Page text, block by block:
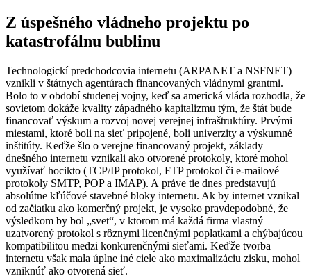
Z úspešného vládneho projektu po
katastrofálnu bublinu
Technologickí predchodcovia internetu (ARPANET a NSFNET)
vznikli v štátnych agentúrach financovaných vládnymi grantmi.
Bolo to v období studenej vojny, keď sa americká vláda rozhodla, že
sovietom dokáže kvality západného kapitalizmu tým, že štát bude
financovať výskum a rozvoj novej verejnej infraštruktúry. Prvými
miestami, ktoré boli na sieť pripojené, boli univerzity a výskumné
inštitúty. Keďže šlo o verejne financovaný projekt, základy
dnešného internetu vznikali ako otvorené protokoly, ktoré mohol
využívať hocikto (TCP/IP protokol, FTP protokol či e-mailové
protokoly SMTP, POP a IMAP). A práve tie dnes predstavujú
absolútne kľúčové stavebné bloky internetu. Ak by internet vznikal
od začiatku ako komerčný projekt, je vysoko pravdepodobné, že
výsledkom by bol „svet“, v ktorom má každá firma vlastný
uzatvorený protokol s rôznymi licenčnými poplatkami a chýbajúcou
kompatibilitou medzi konkurenčnými sieťami. Keďže tvorba
internetu však mala úplne iné ciele ako maximalizáciu zisku, mohol
vzniknúť ako otvorená sieť.